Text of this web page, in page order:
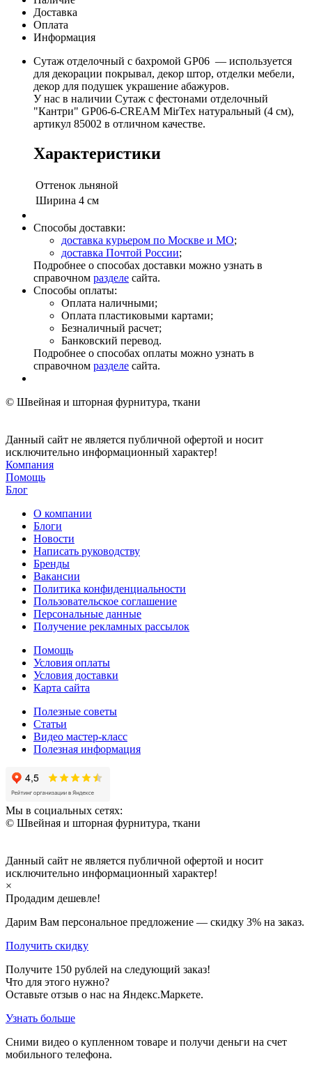
Доставка
Оплата
Информация
Сутаж отделочный с бахромой GP06 — используется
для декорации покрывал, декор штор, отделки мебели,
декор для подушек украшение абажуров.
У нас в наличии Сутаж с фестонами отделочный
"Кантри" GP06-6-CREAM MirTex натуральный (4 см),
артикул 85002 в отличном качестве.
Характеристики
Оттенок льняной
Ширина 4 см
Способы доставки:
доставка курьером по Москве и МО;
доставка Почтой России;
Подробнее о способах доставки можно узнать в
справочном разделе сайта.
Способы оплаты:
Оплата наличными;
Оплата пластиковыми картами;
Безналичный расчет;
Банковский перевод.
Подробнее о способах оплаты можно узнать в
справочном разделе сайта.
© Швейная и шторная фурнитура, ткани
Данный сайт не является публичной офертой и носит
исключительно информационный характер!
Компания
Помощь
Блог
О компании
Блоги
Новости
Написать руководству
Бренды
Вакансии
Политика конфиденциальности
Пользовательское соглашение
Персональные данные
Получение рекламных рассылок
Помощь
Условия оплаты
Условия доставки
Карта сайта
Полезные советы
Статьи
Видео мастер-класс
Полезная информация
Мы в социальных сетях:
© Швейная и шторная фурнитура, ткани
Данный сайт не является публичной офертой и носит
исключительно информационный характер!
×
Продадим дешевле!
Дарим Вам персональное предложение — скидку 3% на заказ.
Получить скидку
Получите 150 рублей на следующий заказ!
Что для этого нужно?
Оставьте отзыв о нас на Яндекс.Маркете.
Узнать больше
Сними видео о купленном товаре и получи деньги на счет
мобильного телефона.